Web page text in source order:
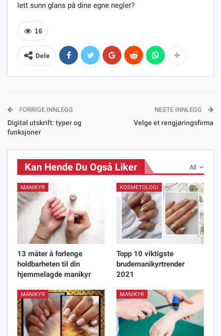
lett sunn glans på dine egne negler?
16
Dele
FORRIGE INNLEGG
Digital utskrift: typer og
funksjoner
NESTE INNLEGG
Velge et rengjøringsfirma
All
Kan Hende Du Også Liker
MANIKYR
13 måter å forlenge
holdbarheten til din
hjemmelagde manikyr
KOSMETOLOGI
Topp 10 viktigste
brudemanikyrtrender
2021
MANIKYR MANIKYR